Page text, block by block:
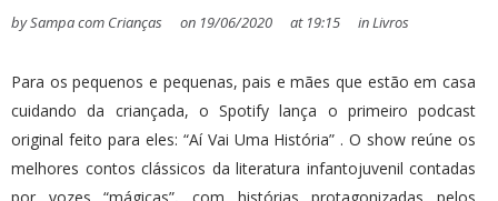
bySampa com Crianças on 19/06/2020 at 19:15 inLivros
Para os pequenos e pequenas, pais e mães que estão em casa
cuidando da criançada, o Spotify lança o primeiro podcast
original feito para eles: “Aí Vai Uma História” . O show reúne os
melhores contos clássicos da literatura infantojuvenil contadas